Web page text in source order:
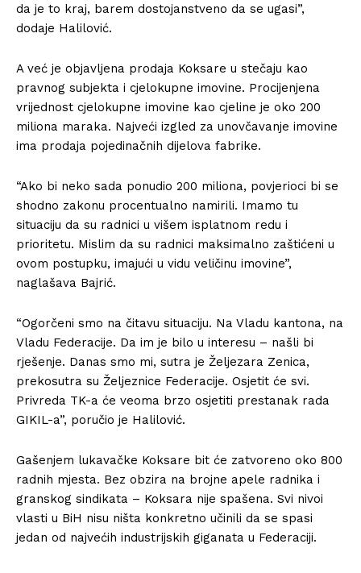
da je to kraj, barem dostojanstveno da se ugasi”,
dodaje Halilović.
A već je objavljena prodaja Koksare u stečaju kao
pravnog subjekta i cjelokupne imovine. Procijenjena
vrijednost cjelokupne imovine kao cjeline je oko 200
miliona maraka. Najveći izgled za unovčavanje imovine
ima prodaja pojedinačnih dijelova fabrike.
“Ako bi neko sada ponudio 200 miliona, povjerioci bi se
shodno zakonu procentualno namirili. Imamo tu
situaciju da su radnici u višem isplatnom redu i
prioritetu. Mislim da su radnici maksimalno zaštićeni u
ovom postupku, imajući u vidu veličinu imovine”,
naglašava Bajrić.
“Ogorčeni smo na čitavu situaciju. Na Vladu kantona, na
Vladu Federacije. Da im je bilo u interesu – našli bi
rješenje. Danas smo mi, sutra je Željezara Zenica,
prekosutra su Željeznice Federacije. Osjetit će svi.
Privreda TK-a će veoma brzo osjetiti prestanak rada
GIKIL-a”, poručio je Halilović.
Gašenjem lukavačke Koksare bit će zatvoreno oko 800
radnih mjesta. Bez obzira na brojne apele radnika i
granskog sindikata – Koksara nije spašena. Svi nivoi
vlasti u BiH nisu ništa konkretno učinili da se spasi
jedan od najvećih industrijskih giganata u Federaciji.